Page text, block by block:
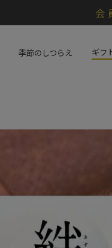
会
季節のしつらえ ギフ